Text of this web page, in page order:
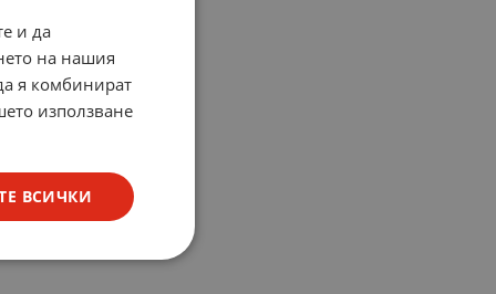
и да
на нашия
я комбинират
използване
ВСИЧКИ